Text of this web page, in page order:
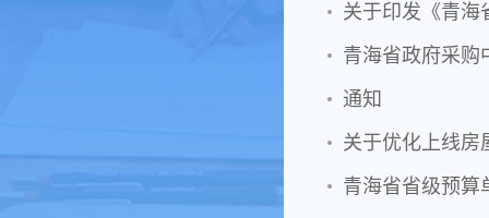
关于印发《青海
通知
关于优化上线房
青海省省级预算